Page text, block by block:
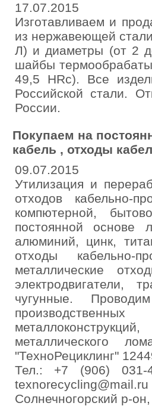
17.07.2015
Изготавливаем и
из нержавеющей
Л) и диаметры (от 2
шайбы
49,5 HRc). Все
Российской стали.
России.
Покупаем на
кабель , отходы
09.07.2015
Утилизация и
отходов кабельно-
компютерной,
постоянной основе
алюминий, цинк,
отходы кабельно-
металлические
электродвигатели,
чугунные.
металлического
"ТехноРециклинг"
Тел.: +7 (906)
Солнечногорский р-